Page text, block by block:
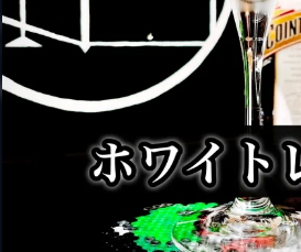
ホワイト・レディー